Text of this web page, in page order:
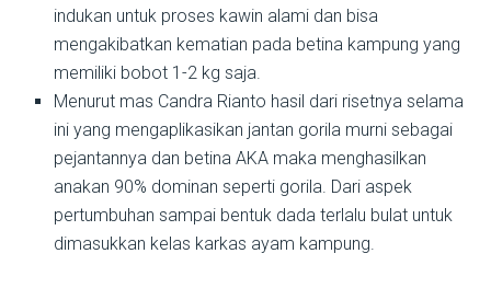
indukan untuk proses kawin alami dan bisa
mengakibatkan kematian pada betina kampung yang
memiliki bobot 1-2 kg saja.
Menurut mas Candra Rianto hasil dari risetnya selama
ini yang mengaplikasikan jantan gorila murni sebagai
pejantannya dan betina AKA maka menghasilkan
anakan 90% dominan seperti gorila. Dari aspek
pertumbuhan sampai bentuk dada terlalu bulat untuk
dimasukkan kelas karkas ayam kampung.